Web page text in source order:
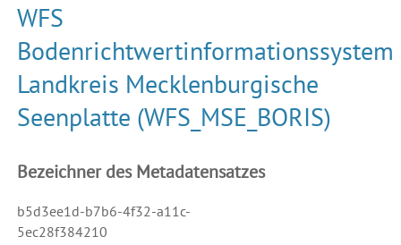
WFS
Bodenrichtwertinformationssystem
Landkreis Mecklenburgische
Seenplatte (WFS_MSE_BORIS)
Bezeichner des Metadatensatzes
b5d3ee1d-b7b6-4f32-a11c-
5ec28f384210